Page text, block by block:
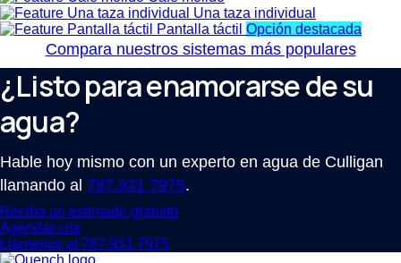
Una taza individual
Pantalla táctil Opción destacada
Compara nuestros sistemas más populares
¿Listo para enamorarse de su
agua?
Hable hoy mismo con un experto en agua de Culligan
llamando al 787.931.7975.
Reciba un estimado gratuito
Agendar cita
Llámenos al 787.931.7975